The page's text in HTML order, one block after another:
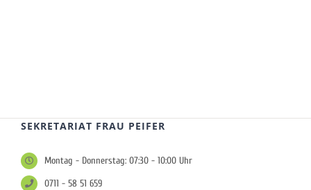
SEKRETARIAT FRAU PEIFER
Montag - Donnerstag: 07:30 - 10:00 Uhr
0711 - 58 51 659